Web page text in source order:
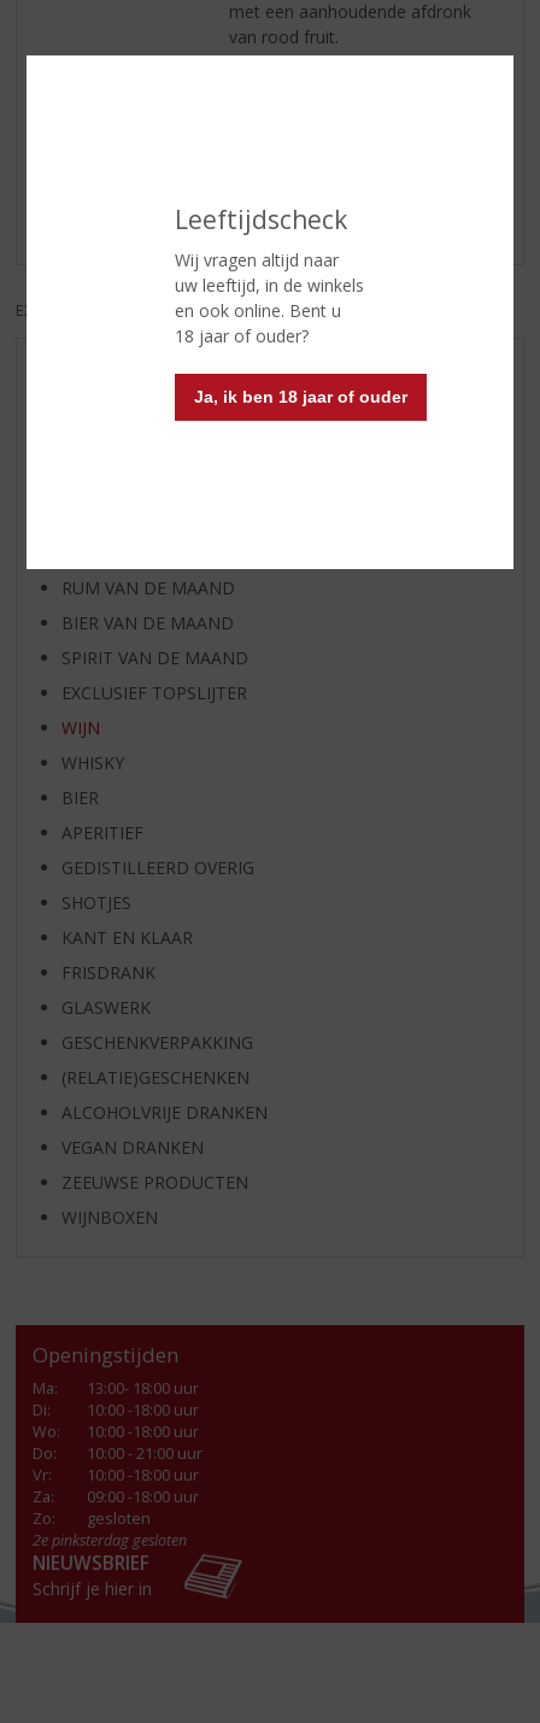
Leeftijdscheck
Wij vragen altijd naar
uw leeftijd, in de winkels
en ook online. Bent u
18 jaar of ouder?
Ja, ik ben 18 jaar of ouder
met een aanhoudende afdronk
van rood fruit.
Er zijn nog geen reviews geplaatst voor dit product
EXCL. BTW INCL. BTW
AANBIEDINGEN
RUM VAN DE MAAND
BIER VAN DE MAAND
SPIRIT VAN DE MAAND
EXCLUSIEF TOPSLIJTER
WIJN
WHISKY
BIER
APERITIEF
GEDISTILLEERD OVERIG
SHOTJES
KANT EN KLAAR
FRISDRANK
GLASWERK
GESCHENKVERPAKKING
(RELATIE)GESCHENKEN
ALCOHOLVRIJE DRANKEN
VEGAN DRANKEN
ZEEUWSE PRODUCTEN
WIJNBOXEN
Openingstijden
Ma:
13:00- 18:00 uur
Di:
10:00 -18:00 uur
Wo:
10:00 -18:00 uur
Do:
10:00 - 21:00 uur
Vr:
10:00 -18:00 uur
Za:
09:00 -18:00 uur
Zo:
gesloten
2e pinksterdag gesloten
NIEUWSBRIEF
Schrijf je hier in